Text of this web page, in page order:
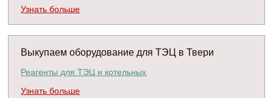
Узнать больше
Выкупаем оборудование для ТЭЦ в Твери
Реагенты для ТЭЦ и котельных
Узнать больше